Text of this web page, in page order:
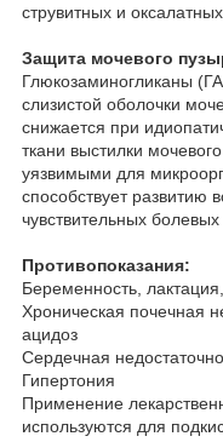
струвитных и
Защита мочевого
Глюкозаминогликаны
слизистой оболочки
снижается при
ткани выстилки
уязвимыми для
способствует развитию
чувствительных болевых
Противопоказания:
Беременность,
Хроническая почечная
ацидоз
Сердечная
Гипертония
Применение
используются для